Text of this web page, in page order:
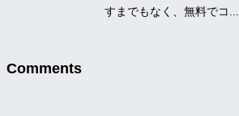
すまでもなく、無料でコ...
Comments